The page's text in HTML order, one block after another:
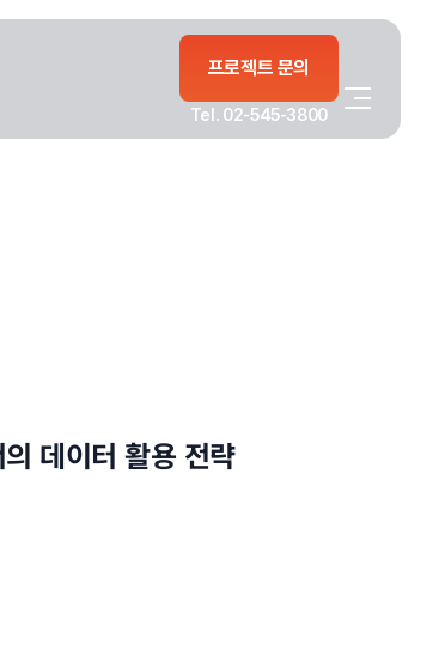
프로젝트 문의
Tel. 02-545-3800
데이터 활용 전략